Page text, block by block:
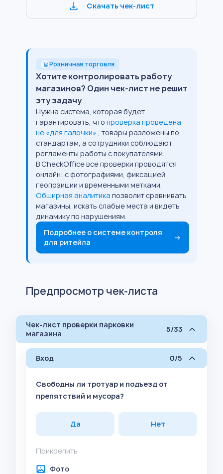
Скачать чек-лист
Розничная торговля
Хотите контролировать работу
магазинов? Один чек-лист не решит
эту задачу
Нужна система, которая будет
гарантировать, что проверка проведена
не «для галочки» , товары разложены по
стандартам, а сотрудники соблюдают
регламенты работы с покупателями.
В CheckOffice все проверки проводятся
онлайн: с фотографиями, фиксацией
геопозиции и временными метками.
Обширная аналитика позволит сравнивать
магазины, искать слабые места и видеть
динамику по нарушениям.
Подробнее о системе контроля
для ритейла
→
Предпросмотр чек-листа
Чек-лист проверки парковки
магазина
5/33
Вход 0/5
Свободны ли тротуар и подъезд от
препятствий и мусора?
Да Нет
Прикрепить
Фото